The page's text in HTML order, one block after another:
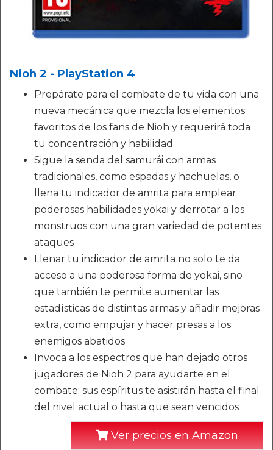
Nioh 2 - PlayStation 4
Prepárate para el combate de tu vida con una
nueva mecánica que mezcla los elementos
favoritos de los fans de Nioh y requerirá toda
tu concentración y habilidad
Sigue la senda del samurái con armas
tradicionales, como espadas y hachuelas, o
llena tu indicador de amrita para emplear
poderosas habilidades yokai y derrotar a los
monstruos con una gran variedad de potentes
ataques
Llenar tu indicador de amrita no solo te da
acceso a una poderosa forma de yokai, sino
que también te permite aumentar las
estadísticas de distintas armas y añadir mejoras
extra, como empujar y hacer presas a los
enemigos abatidos
Invoca a los espectros que han dejado otros
jugadores de Nioh 2 para ayudarte en el
combate; sus espíritus te asistirán hasta el final
del nivel actual o hasta que sean vencidos
Ver precios en Amazon